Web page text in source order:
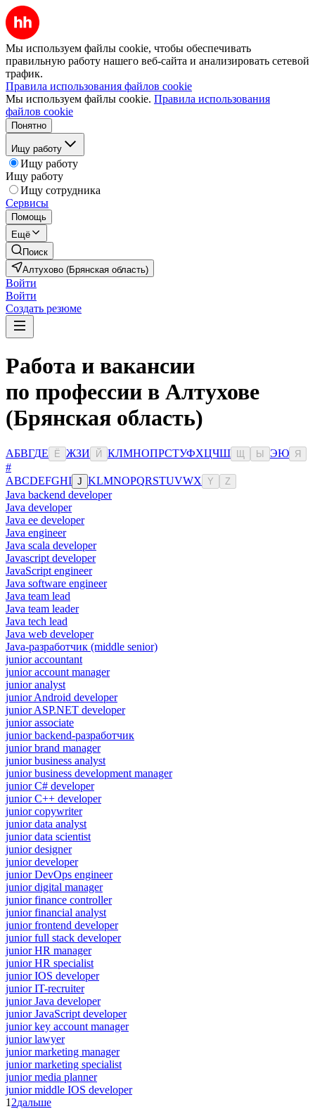
Мы используем файлы cookie, чтобы обеспечивать
правильную работу нашего веб-сайта и анализировать сетевой
трафик.
Правила использования файлов cookie
Мы используем файлы cookie. Правила использования
файлов cookie
Понятно
Ищу работу
Ищу работу
Ищу работу
Ищу сотрудника
Сервисы
Помощь
Ещё
Поиск
Алтухово (Брянская область)
Войти
Войти
Создать резюме
Работа и вакансии
по профессии в Алтухове
(Брянская область)
АБВГДЕ Ё ЖЗИ Й КЛМНОПРСТУФХЦЧШ Ы ЭЮ Я
#
ABCDEFGHI J KLMNOPQRSTUVWX Y Z
Java backend developer
Java developer
Java ee developer
Java engineer
Java scala developer
Javascript developer
JavaScript engineer
Java software engineer
Java team lead
Java team leader
Java tech lead
Java web developer
Java-разработчик (middle senior)
junior accountant
junior account manager
junior analyst
junior Android developer
junior ASP.NET developer
junior associate
junior backend-разработчик
junior brand manager
junior business analyst
junior business development manager
junior C# developer
junior C++ developer
junior copywriter
junior data analyst
junior data scientist
junior designer
junior developer
junior DevOps engineer
junior digital manager
junior finance controller
junior financial analyst
junior frontend developer
junior full stack developer
junior HR manager
junior HR specialist
junior IOS developer
junior IT-recruiter
junior Java developer
junior JavaScript developer
junior key account manager
junior lawyer
junior marketing manager
junior marketing specialist
junior media planner
junior middle IOS developer
1 2дальше